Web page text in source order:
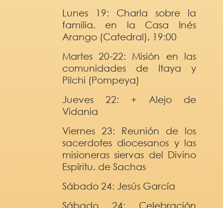
Lunes 19: Charla sobre la
familia, en la Casa Inés
Arango (Catedral), 19:00
Martes 20-22: Misión en las
comunidades de Itaya y
Pilchi (Pompeya)
Jueves 22: + Alejo de
Vidania
Viernes 23: Reunión de los
sacerdotes diocesanos y las
misioneras siervas del Divino
Espíritu, de Sachas
Sábado 24: Jesús García
Sábado 24: Celebración